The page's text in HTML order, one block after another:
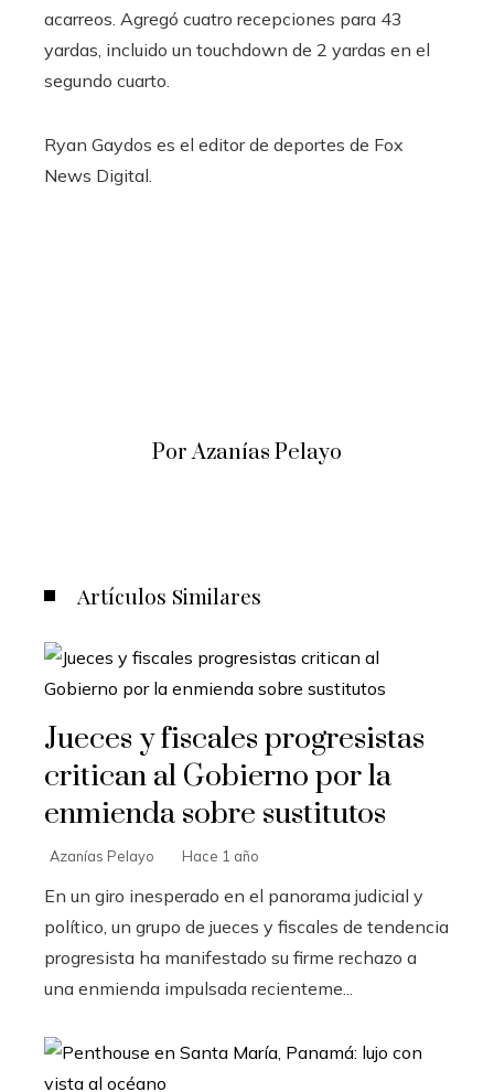
acarreos. Agregó cuatro recepciones para 43
yardas, incluido un touchdown de 2 yardas en el
segundo cuarto.
Ryan Gaydos es el editor de deportes de Fox
News Digital.
Por Azanías Pelayo
Artículos Similares
Jueces y fiscales progresistas
critican al Gobierno por la
enmienda sobre sustitutos
Azanías Pelayo Hace 1 año
En un giro inesperado en el panorama judicial y
político, un grupo de jueces y fiscales de tendencia
progresista ha manifestado su firme rechazo a
una enmienda impulsada recienteme...